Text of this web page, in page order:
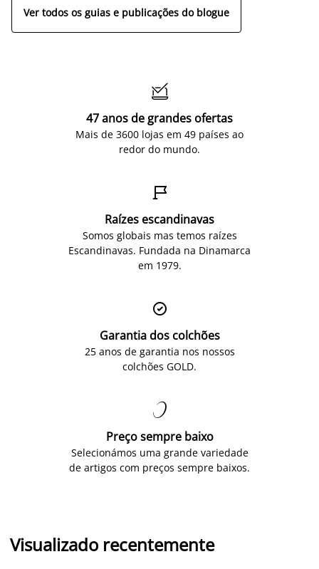
Ver todos os guias e publicações do blogue

47 anos de grandes ofertas
Mais de 3600 lojas em 49 países ao
redor do mundo.

Raízes escandinavas
Somos globais mas temos raízes
Escandinavas. Fundada na Dinamarca
em 1979.

Garantia dos colchões
25 anos de garantia nos nossos
colchões GOLD.

Preço sempre baixo
Selecionámos uma grande variedade
de artigos com preços sempre baixos.
Visualizado recentemente